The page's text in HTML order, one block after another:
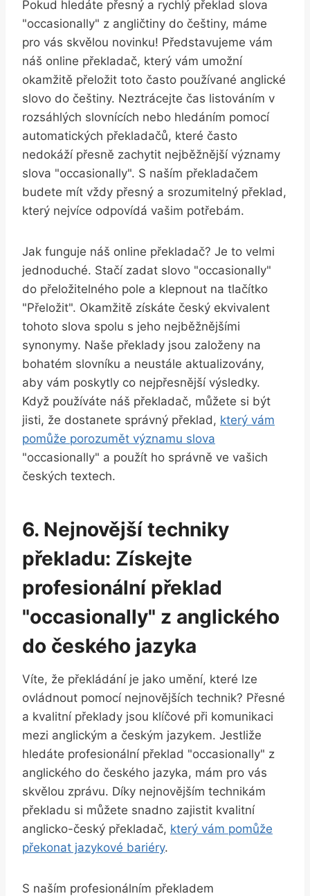
Pokud hledáte přesný a rychlý překlad slova
"occasionally" z angličtiny do češtiny, máme
pro vás skvělou novinku! Představujeme vám
náš online překladač, který vám umožní
okamžitě přeložit toto často používané anglické
slovo do češtiny. Neztrácejte čas listováním v
rozsáhlých slovnících nebo hledáním pomocí
automatických překladačů, které často
nedokáží přesně zachytit nejběžnější významy
slova "occasionally". S naším překladačem
budete mít vždy přesný a srozumitelný překlad,
který nejvíce odpovídá vašim potřebám.
Jak funguje náš online překladač? Je to velmi
jednoduché. Stačí zadat slovo "occasionally"
do přeložitelného pole a klepnout na tlačítko
"Přeložit". Okamžitě získáte český ekvivalent
tohoto slova spolu s jeho nejběžnějšími
synonymy. Naše překlady jsou založeny na
bohatém slovníku a neustále aktualizovány,
aby vám poskytly co nejpřesnější výsledky.
Když používáte náš překladač, můžete si být
jisti, že dostanete správný překlad, který vám
pomůže porozumět významu slova
"occasionally" a použít ho správně ve vašich
českých textech.
6. Nejnovější techniky
překladu: Získejte
profesionální překlad
"occasionally" z anglického
do českého jazyka
Víte, že překládání je jako umění, které lze
ovládnout pomocí nejnovějších technik? Přesné
a kvalitní překlady jsou klíčové při komunikaci
mezi anglickým a českým jazykem. Jestliže
hledáte profesionální překlad "occasionally" z
anglického do českého jazyka, mám pro vás
skvělou zprávu. Díky nejnovějším technikám
překladu si můžete snadno zajistit kvalitní
anglicko-český překladač, který vám pomůže
překonat jazykové bariéry.
S naším profesionálním překladem